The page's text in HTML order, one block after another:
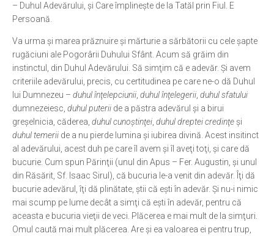
– Duhul Adevărului, şi Care împlineşte de la Tatăl prin Fiul. E
Persoană.
Va urma şi marea prăznuire şi mărturie a sărbătorii cu cele şapte
rugăciuni ale Pogorârii Duhului Sfânt. Acum să grăim din
instinctul, din Duhul Adevărului. Să simţim că e adevăr. Şi avem
criteriile adevărului, precis, cu certitudinea pe care ne-o dă Duhul
lui Dumnezeu – duhul înţelepciunii duhul înţelegerii duhul sfatului
dumnezeiesc, duhul puterii de a păstra adevărul şi a birui
greşelnicia, căderea, duhul cunoştinţei duhul dreptei credinţeşi
duhul temerii de a nu pierde lumina şi iubirea divină. Acest insitinct
al adevărului, acest duh pe care îl avem şi îl aveţi toţi, şi care dă
bucurie. Cum spun Părinţii (unul din Apus – Fer. Augustin, şi unul
din Răsărit, Sf. Isaac Sirul), că bucuria le-a venit din adevăr. Îţi dă
bucurie adevărul, îţi dă plinătate, ştii că eşti în adevăr. Şi nu-i nimic
mai scump pe lume decât a simţi că eşti în adevăr, pentru că
aceasta e bucuria vieţii de veci. Plăcerea e mai mult de la simţuri.
Omul caută mai mult plăcerea. Are şi ea valoarea ei pentru trup,